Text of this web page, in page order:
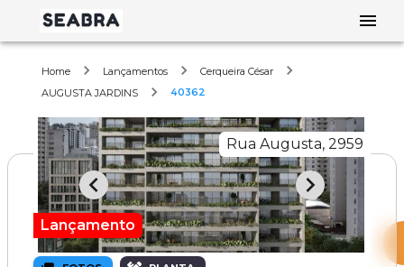
Home Lançamentos
Cerqueira César
AUGUSTA JARDINS
40362
Rua Augusta, 2959
Lançamento